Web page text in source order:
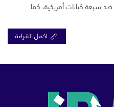
ضد سبعة كيانات أمريكية، كما
اكمل القراءة